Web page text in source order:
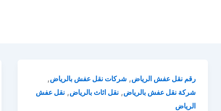
رقم نقل عفش الرياض, شركات نقل عفش بالرياض,
شركة نقل عفش بالرياض, نقل اثاث بالرياض, نقل عفش
الرياض